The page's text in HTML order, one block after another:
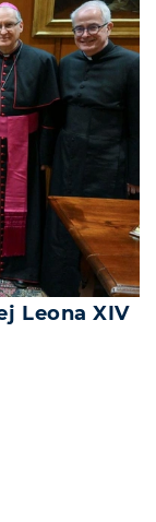
Leona XIV